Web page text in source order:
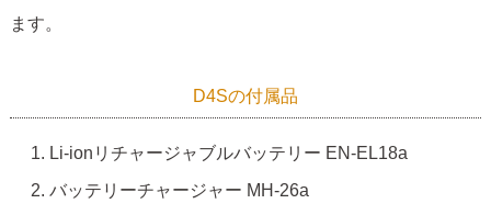
ます。
D4Sの付属品
Li-ionリチャージャブルバッテリー EN-EL18a
バッテリーチャージャー MH-26a